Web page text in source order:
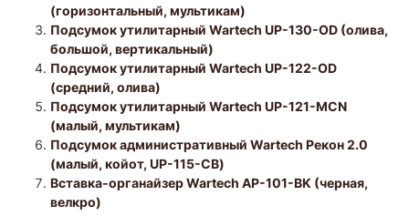
(горизонтальный, мультикам)
Подсумок утилитарный Wartech UP-130-OD (олива,
большой, вертикальный)
Подсумок утилитарный Wartech UP-122-OD
(средний, олива)
Подсумок утилитарный Wartech UP-121-MCN
(малый, мультикам)
Подсумок административный Wartech Рекон 2.0
(малый, койот, UP-115-CB)
Вставка-органайзер Wartech AP-101-BK (черная,
велкро)